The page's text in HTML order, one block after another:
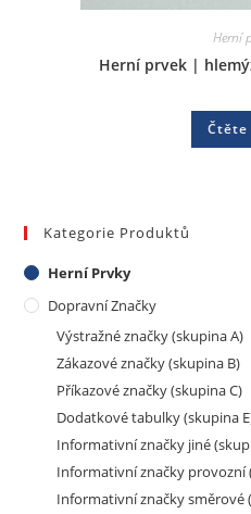
Herní
Herní prvek |
Čtěte
Kategorie Produktů
Herní Prvky
Dopravní Značky
Výstražné značky (skupina A)
Zákazové značky (skupina B)
Příkazové značky (skupina C)
Dodatkové tabulky (skupina
Informativní značky jiné
Informativní značky provozní
Informativní značky směrové